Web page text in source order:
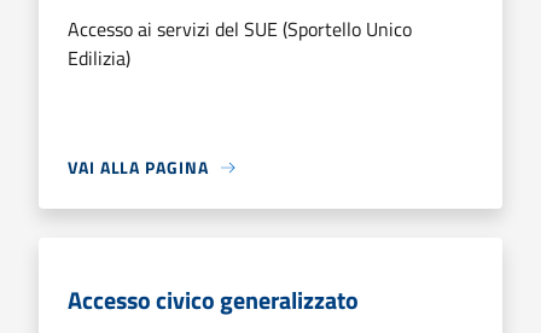
Accesso ai servizi del SUE (Sportello Unico
Edilizia)
VAI ALLA PAGINA
Accesso civico generalizzato